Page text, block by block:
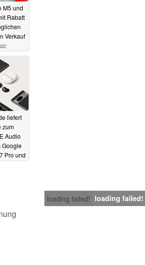
M5 und
Rabatt
Verkauf
liefert
zum
Audio
Google
Pro und
loading failed! loading failed!